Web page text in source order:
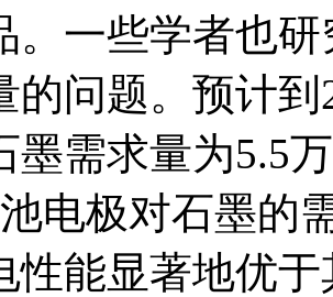
。一些学者也
的问题。预计
墨需求量为5.5
池电极对石墨的
性能显著地优